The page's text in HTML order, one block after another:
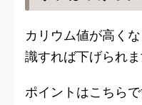
カリウム値が高く
識すれば下げられま
ポイントはこちらで